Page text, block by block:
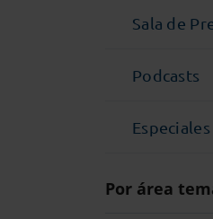
Sala de
Podcasts
Por área